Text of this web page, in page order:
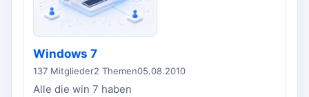
Windows 7
137 Mitglieder2 Themen05.08.2010
Alle die win 7 haben